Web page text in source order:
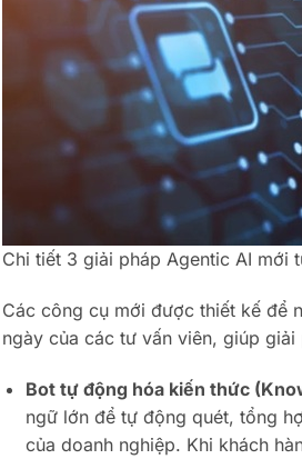
Chi tiết 3 giải pháp Agentic AI mới
Các công cụ mới được thiết kế để
ngày của các tư vấn viên, giúp
Bot tự động hóa kiến thức
ngữ lớn để tự động quét, tổng
của doanh nghiệp. Khi khách